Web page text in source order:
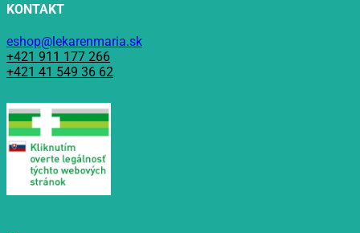
KONTAKT
eshop@lekarenmaria.sk
+421 911 177 266
+421 41 549 36 62